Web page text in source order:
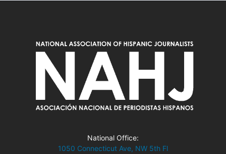
National Office:
1050 Connecticut Ave, NW 5th Fl